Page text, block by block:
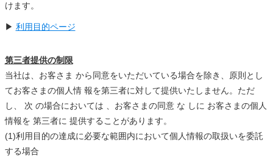
けます。
▶ 利用目的ページ
第三者提供の制限
当社は、お客さま から同意をいただいている場合を除き、原則とし
てお客さまの個人情 報を第三者に対して提供いたしません。ただ
し、 次 の場合においては 、お客さまの同意 な しに お客さまの個人
情報を 第三者に 提供することがあります。
(1)利用目的の達成に必要な範囲内において個人情報の取扱いを委託
する場合